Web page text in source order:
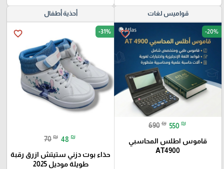
قواميس لغات
favorite_border -20%
690 ₪ 550 ₪
قاموس اطلس المحاسبي
AT4900
أحذية أطفال
favorite_border -31%
70 ₪ 48 ₪
حذاء بوت دزني ستيتش ازرق رقبة
طويلة موديل 2025